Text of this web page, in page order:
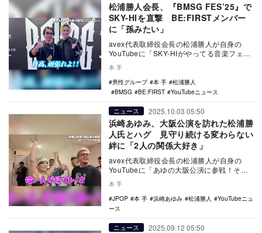
松浦勝人会長、『BMSG FES’25』で
SKY-HIを直撃 BE:FIRSTメンバー
に「孫みたい」
avex代表取締役会長の松浦勝人が自身の
YouTubeに「SKY-HIがやってる音楽フェス
『BMSG FES'25』に突撃してみ…
本 手
男性グループ
本 手
松浦勝人
BMSG
BE:FIRST YouTubeニュース
ニュース 2025.10.03 05:50
浜崎あゆみ、大阪公演を訪れた松浦勝
人氏とハグ 見守り続ける変わらない
絆に「2人の関係大好き」
avex代表取締役会長の松浦勝人が自身の
YouTubeに「あゆの大阪公演に参戦！その
夜 進撃のノアに例の話を直接聞いてみ
た。」を…
本 手
JPOP
本 手 浜崎あゆみ 松浦勝人
YouTubeニュ
ース
ニュース 2025.09.12 05:50